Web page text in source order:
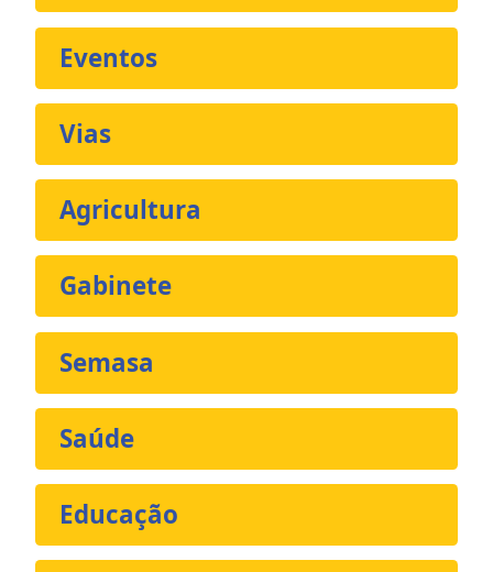
Eventos
Vias
Agricultura
Gabinete
Semasa
Saúde
Educação